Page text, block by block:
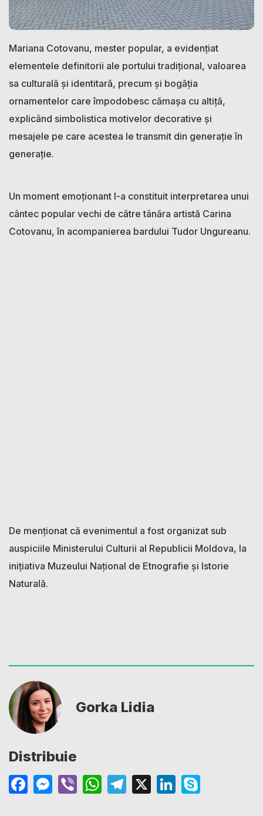
Mariana Cotovanu, mester popular, a evidențiat
elementele definitorii ale portului tradițional, valoarea
sa culturală și identitară, precum și bogăția
ornamentelor care împodobesc cămașa cu altiță,
explicând simbolistica motivelor decorative și
mesajele pe care acestea le transmit din generație în
generație.
Un moment emoționant l-a constituit interpretarea unui
cântec popular vechi de către tânăra artistă Carina
Cotovanu, în acompanierea bardului Tudor Ungureanu.
De menționat că evenimentul a fost organizat sub
auspiciile Ministerului Culturii al Republicii Moldova, la
inițiativa Muzeului Național de Etnografie și Istorie
Naturală.
Gorka Lidia
Distribuie
Facebook
Messenger
ViberWhatsApp
Telegram
X LinkedIn